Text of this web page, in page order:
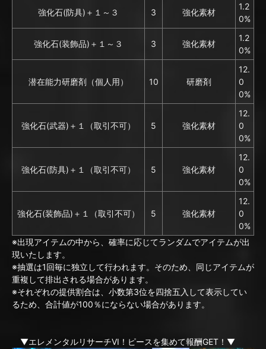
強化石(防具)＋１～３ 3 強化素材
1.2
0%
強化石(装飾品)＋１～３ 3 強化素材
1.2
0%
潜在能力研磨剤（個人用） 10 研磨剤
12.
0
0%
強化石(武器)＋１（取引不可） 5 強化素材
12.
0
0%
強化石(防具)＋１（取引不可） 5 強化素材
12.
0
0%
強化石(装飾品)＋１（取引不可） 5 強化素材
12.
0
0%
※出現アイテムの中から、確率に応じてランダムでアイテムが出
現いたします。
※抽選は1回毎に独立して行われます。そのため、同じアイテムが
重複して排出される場合があります。
※それぞれの提供割合は、小数第3位を四捨五入して表示してい
るため、合計値が100％にならない場合があります。
▼エレメンタルリサーチVI！ピースを集めて報酬GET！▼